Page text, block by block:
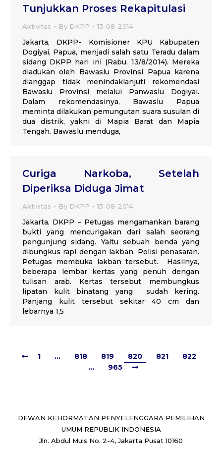
Tunjukkan Proses Rekapitulasi
Aktivitas By DKPP 13-08-2014
Jakarta, DKPP- Komisioner KPU Kabupaten
Dogiyai, Papua, menjadi salah satu Teradu dalam
sidang DKPP hari ini (Rabu, 13/8/2014). Mereka
diadukan oleh Bawaslu Provinsi Papua karena
dianggap tidak menindaklanjuti rekomendasi
Bawaslu Provinsi melalui Panwaslu Dogiyai.
Dalam rekomendasinya, Bawaslu Papua
meminta dilakukan pemungutan suara susulan di
dua distrik, yakni di Mapia Barat dan Mapia
Tengah. Bawaslu menduga,
Curiga Narkoba, Setelah
Diperiksa Diduga Jimat
Aktivitas By DKPP 13-08-2014
Jakarta, DKPP – Petugas mengamankan barang
bukti yang mencurigakan dari salah seorang
pengunjung sidang. Yaitu sebuah benda yang
dibungkus rapi dengan lakban. Polisi penasaran.
Petugas membuka lakban tersebut. Hasilnya,
beberapa lembar kertas yang penuh dengan
tulisan arab. Kertas tersebut membungkus
lipatan kulit binatang yang sudah kering.
Panjang kulit tersebut sekitar 40 cm dan
lebarnya 1,5
1 … 818 819 820 821
822
…
965
DEWAN KEHORMATAN PENYELENGGARA PEMILIHAN
UMUM REPUBLIK INDONESIA
Jln. Abdul Muis No. 2-4, Jakarta Pusat 10160